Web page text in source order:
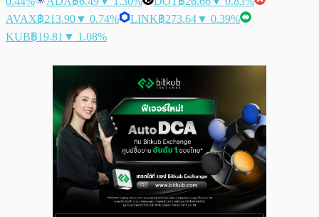
AVAX฿213.90▼ 0.74% LINK฿273.64▼ 0.39%
KUB฿19.81 ▼ 1.08%